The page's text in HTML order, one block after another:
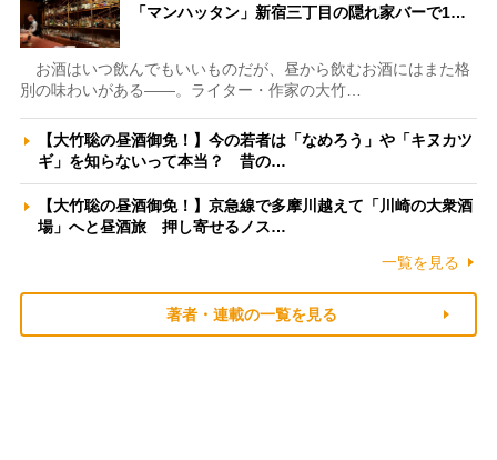
「マンハッタン」新宿三丁目の隠れ家バーで1…
お酒はいつ飲んでもいいものだが、昼から飲むお酒にはまた格
別の味わいがある――。ライター・作家の大竹…
【大竹聡の昼酒御免！】今の若者は「なめろう」や「キヌカツ
ギ」を知らないって本当？ 昔の…
【大竹聡の昼酒御免！】京急線で多摩川越えて「川崎の大衆酒
場」へと昼酒旅 押し寄せるノス…
一覧を見る
著者・連載の一覧を見る